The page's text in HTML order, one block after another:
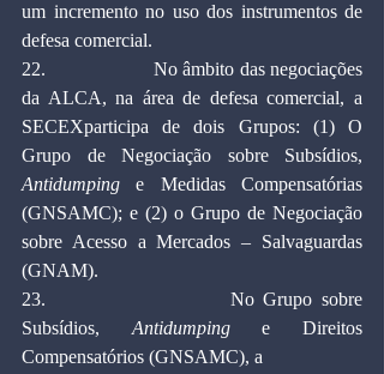
um incremento no uso dos instrumentos de
defesa comercial.
22.                    No âmbito das negociações
da ALCA, na área de defesa comercial, a
SECEXparticipa de dois Grupos: (1) O
Antidumping e Medidas Compensatórias
(GNSAMC); e (2) o Grupo de Negociação
sobre Acesso a Mercados – Salvaguardas
(GNAM).
23.                    No Grupo sobre
Subsídios, Antidumping e Direitos
Compensatórios (GNSAMC), a